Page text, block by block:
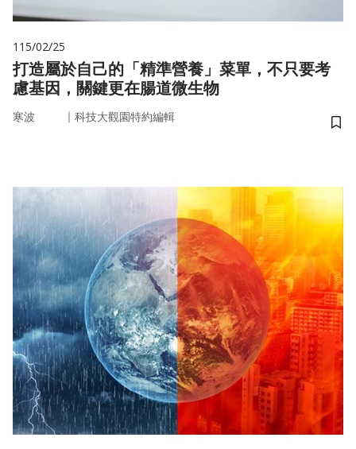
115/02/25
打造屬於自己的「精準營養」菜單，不只要考
慮基因，關鍵更在腸道微生物
寒波 ｜ 科技大觀園特約編輯
儲